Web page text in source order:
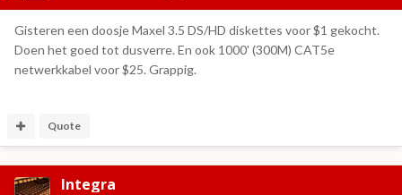
Gisteren een doosje Maxel 3.5 DS/HD diskettes voor $1 gekocht.
Doen het goed tot dusverre. En ook 1000' (300M) CAT5e
netwerkkabel voor $25. Grappig.
Quote
Integra